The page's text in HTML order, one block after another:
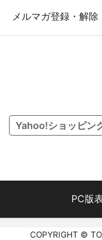
メルマガ登録・解除
Yahoo!ショッピン
PC版
COPYRIGHT ©